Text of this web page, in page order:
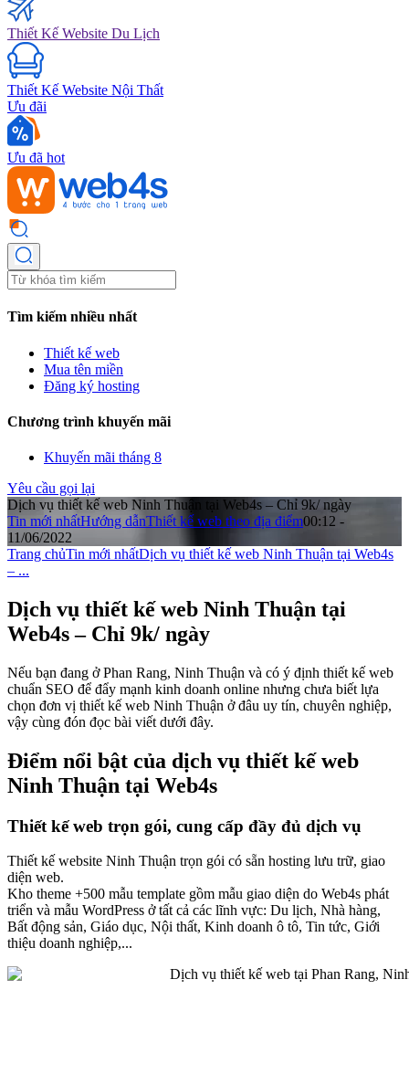
Thiết Kế Website Du Lịch
Thiết Kế Website Nội Thất
Ưu đãi
Ưu đã hot
Tìm kiếm nhiều nhất
Thiết kế web
Mua tên miền
Đăng ký hosting
Chương trình khuyến mãi
Khuyến mãi tháng 8
Yêu cầu gọi lại
Dịch vụ thiết kế web Ninh Thuận tại Web4s – Chỉ 9k/ ngày
Tin mới nhấtHướng dẫnThiết kế web theo địa điểm00:12 -
11/06/2022
Trang chủTin mới nhấtDịch vụ thiết kế web Ninh Thuận tại Web4s
– ...
Dịch vụ thiết kế web Ninh Thuận tại
Web4s – Chỉ 9k/ ngày
Nếu bạn đang ở Phan Rang, Ninh Thuận và có ý định thiết kế web
chuẩn SEO để đẩy mạnh kinh doanh online nhưng chưa biết lựa
chọn đơn vị thiết kế web Ninh Thuận ở đâu uy tín, chuyên nghiệp,
vậy cùng đón đọc bài viết dưới đây.
Điểm nổi bật của dịch vụ thiết kế web
Ninh Thuận tại Web4s
Thiết kế web trọn gói, cung cấp đầy đủ dịch vụ
Thiết kế website Ninh Thuận trọn gói có sẵn hosting lưu trữ, giao
diện web.
Kho theme +500 mẫu template gồm mẫu giao diện do Web4s phát
triển và mẫu WordPress ở tất cả các lĩnh vực: Du lịch, Nhà hàng,
Bất động sản, Giáo dục, Nội thất, Kinh doanh ô tô, Tin tức, Giới
thiệu doanh nghiệp,...